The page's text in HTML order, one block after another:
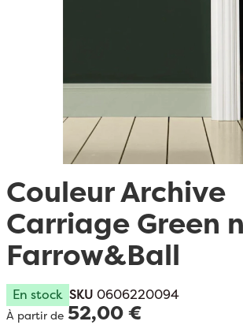
Couleur Archive
Carriage Green
Farrow&Ball
En stock SKU 0606220094
À partir de 52,00 €